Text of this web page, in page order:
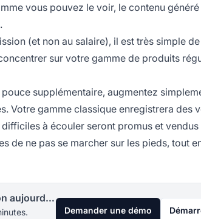
vous pouvez le voir, le contenu
(et non au salaire), il est très simple
sur votre gamme de produits
supplémentaire, augmentez
Votre gamme classique enregistrera des
à écouler seront promus et
de ne pas se marcher sur les pieds, tout
Lancez votre programme d'affiliation aujourd'hui
Demander une démo